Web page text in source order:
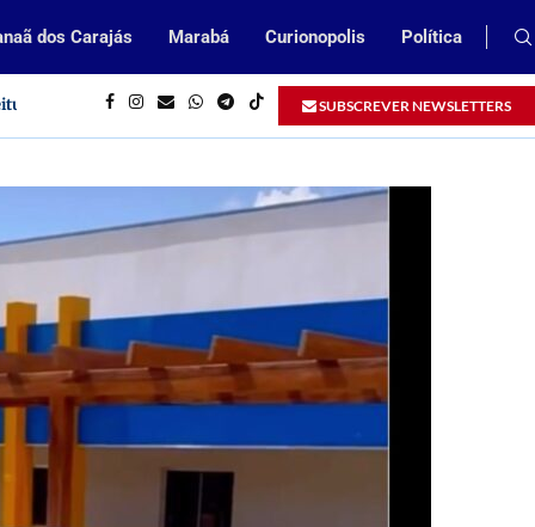
dos Carajás Marabá Curionopolis Política
de Parauapebas Prefeitura de Parauapebas abrirá
SUBSCREVER NEWSLETTERS